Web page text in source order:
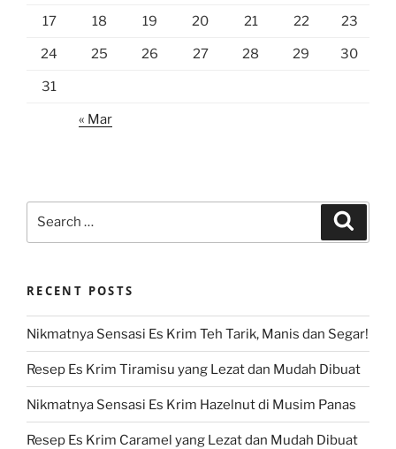
17 18 19 20 21 22 23
24 25 26 27 28 29 30
31
« Mar
RECENT POSTS
Nikmatnya Sensasi Es Krim Teh Tarik, Manis dan Segar!
Resep Es Krim Tiramisu yang Lezat dan Mudah Dibuat
Nikmatnya Sensasi Es Krim Hazelnut di Musim Panas
Resep Es Krim Caramel yang Lezat dan Mudah Dibuat